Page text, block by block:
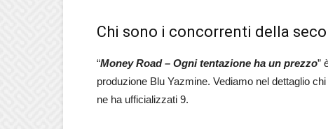
Chi sono i concorrenti della
“Money Road – Ogni tentazione ha un prezzo”
produzione Blu Yazmine. Vediamo nel dettaglio
ne ha ufficializzati 9.